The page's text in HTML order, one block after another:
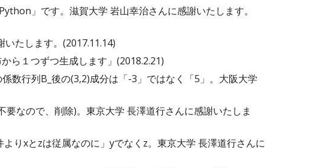
」です。滋賀大学 岩山幸治さんに感謝いたします。
たします。(2017.11.14)
ら１つずつ生成します」(2018.2.21)
数行列B_後の(3,2)成分は「-3」ではなく「5」。大阪大学
なので、削除)。東京大学 長澤道行さんに感謝いたしま
りxとzは従属なのに」yでなくz。東京大学 長澤道行さんに